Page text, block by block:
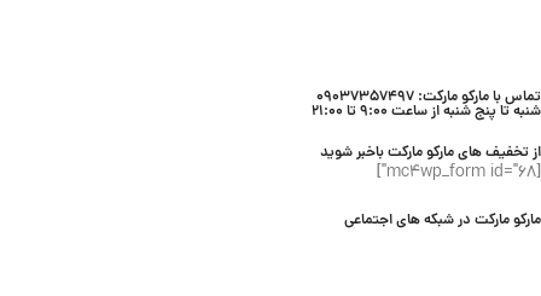
تماس با مارکو مارکت: 09037357497
شنبه تا پنج شنبه از ساعت 9:00 تا 21:00
از تخفیف های مارکو مارکت باخبر شوید
[mc4wp_form id="68"]
مارکو مارکت در شبکه های اجتماعی